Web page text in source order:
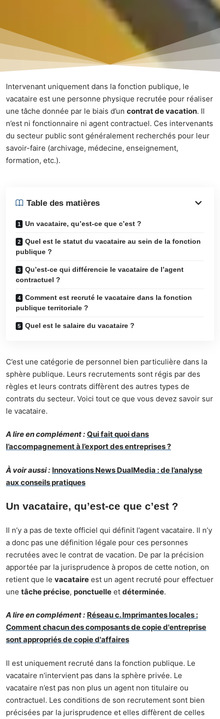
Intervenant uniquement dans la fonction publique, le
vacataire est une personne physique recrutée pour réaliser
une tâche donnée par le biais d’un contrat de vacation. Il
n’est ni fonctionnaire ni agent contractuel. Ces intervenants
du secteur public sont généralement recherchés pour leur
savoir-faire (archivage, médecine, enseignement,
formation, etc.).
Table des matières
Un vacataire, qu’est-ce que c’est ?
Quel est le statut du vacataire au sein de la fonction
publique ?
Qu’est-ce qui différencie le vacataire de l’agent
contractuel ?
Comment est recruté le vacataire dans la fonction
publique territoriale ?
Quel est le salaire du vacataire ?
C’est une catégorie de personnel bien particulière dans la
sphère publique. Leurs recrutements sont régis par des
règles et leurs contrats diffèrent des autres types de
contrats du secteur. Voici tout ce que vous devez savoir sur
le vacataire.
A lire en complément : Qui fait quoi dans
l’accompagnement à l’export des entreprises ?
À voir aussi : Innovations News DualMedia : de l’analyse
aux conseils pratiques
Un vacataire, qu’est-ce que c’est ?
Il n’y a pas de texte officiel qui définit l’agent vacataire. Il n’y
a donc pas une définition légale pour ces personnes
recrutées avec le contrat de vacation. De par la précision
apportée par la jurisprudence à propos de cette notion, on
retient que le vacataire est un agent recruté pour effectuer
une tâche précise, ponctuelle et déterminée.
A lire en complément : Réseau c. Imprimantes locales :
Comment chacun des composants de copie d'entreprise
sont appropriés de copie d'affaires
Il est uniquement recruté dans la fonction publique. Le
vacataire n’intervient pas dans la sphère privée. Le
vacataire n’est pas non plus un agent non titulaire ou
contractuel. Les conditions de son recrutement sont bien
précisées par la jurisprudence et elles diffèrent de celles